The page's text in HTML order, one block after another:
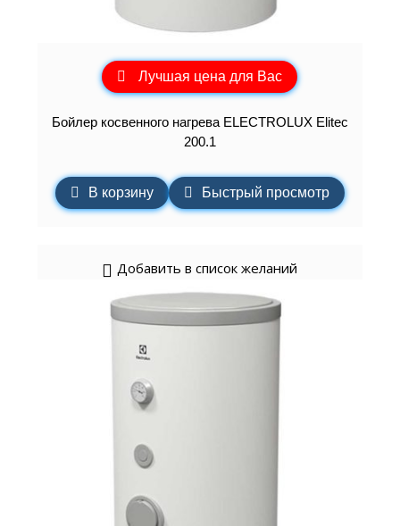
Лучшая цена для Вас
Бойлер косвенного нагрева ELECTROLUX Elitec
200.1
В корзину Быстрый просмотр
Добавить в список желаний